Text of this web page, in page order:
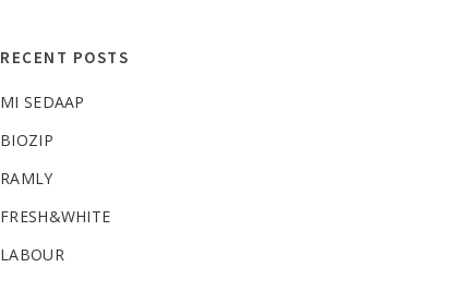
RECENT POSTS
MI SEDAAP
BIOZIP
RAMLY
FRESH&WHITE
LABOUR